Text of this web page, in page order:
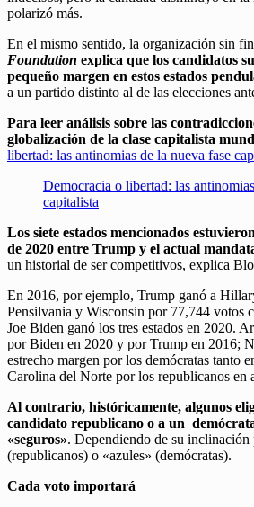
polarizó más.
En el mismo sentido, la organización sin
Foundation explica que los candidatos
pequeño margen en estos estados
a un partido distinto al de las elecciones
Para leer análisis sobre las
globalización de la clase capitalista
libertad: las antinomias de la nueva fase
Democracia o libertad: las
capitalista
Los siete estados mencionados
de 2020 entre Trump y el actual
un historial de ser competitivos, explica
En 2016, por ejemplo, Trump ganó a
Pensilvania y Wisconsin por 77,744 votos
Joe Biden ganó los tres estados en 2020.
por Biden en 2020 y por Trump en 2016;
estrecho margen por los demócratas tanto
Carolina del Norte por los republicanos en
Al contrario, históricamente, algunos
candidato republicano o a un
«seguros». Dependiendo de su
(republicanos) o «azules» (demócratas).
Cada voto importará